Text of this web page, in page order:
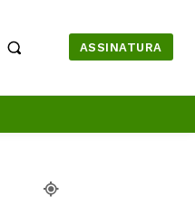
ASSINATURA